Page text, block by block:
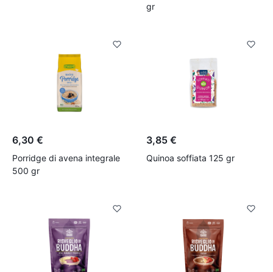
gr
6,30 €
Porridge di avena integrale
500 gr
3,85 €
Quinoa soffiata 125 gr